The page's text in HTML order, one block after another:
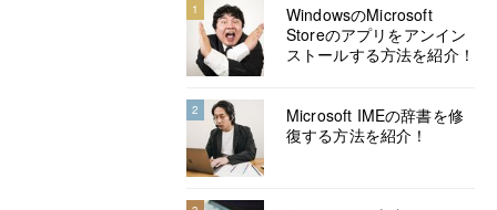
1
WindowsのMicrosoft
Storeのアプリをアンイン
ストールする方法を紹介！
2
Microsoft IMEの辞書を修
復する方法を紹介！